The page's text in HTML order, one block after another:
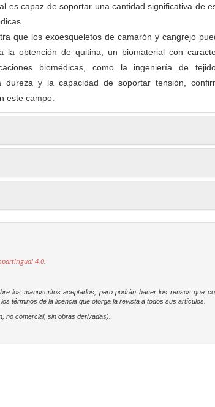
es capaz de soportar una cantidad significativa de
que los exoesqueletos de camarón y cangrejo
la obtención de quitina, un biomaterial con
biomédicas, como la ingeniería de
dureza y la capacidad de soportar tensión,
este campo.
4.0.
los manuscritos aceptados, pero podrán hacer los reusos que
términos de la licencia que otorga la revista a todos sus artículos.
no comercial, sin obras derivadas).